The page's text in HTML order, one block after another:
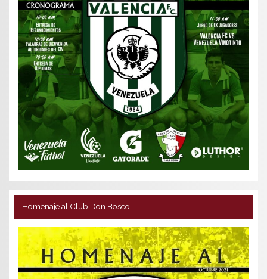
Homenaje al Club Don Bosco